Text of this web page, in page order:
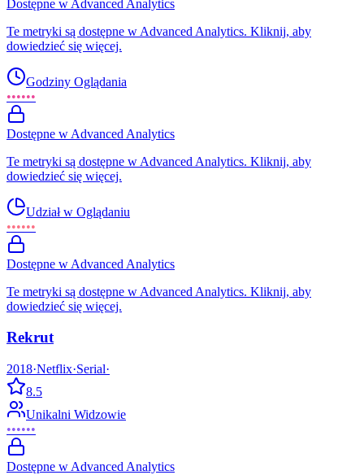
Dostępne w Advanced Analytics
Te metryki są dostępne w Advanced Analytics. Kliknij, aby
dowiedzieć się więcej.
Godziny Oglądania
••••••
Dostępne w Advanced Analytics
Te metryki są dostępne w Advanced Analytics. Kliknij, aby
dowiedzieć się więcej.
Udział w Oglądaniu
••••••
Dostępne w Advanced Analytics
Te metryki są dostępne w Advanced Analytics. Kliknij, aby
dowiedzieć się więcej.
Rekrut
2018·Netflix·Serial·
8.5
Unikalni Widzowie
••••••
Dostępne w Advanced Analytics